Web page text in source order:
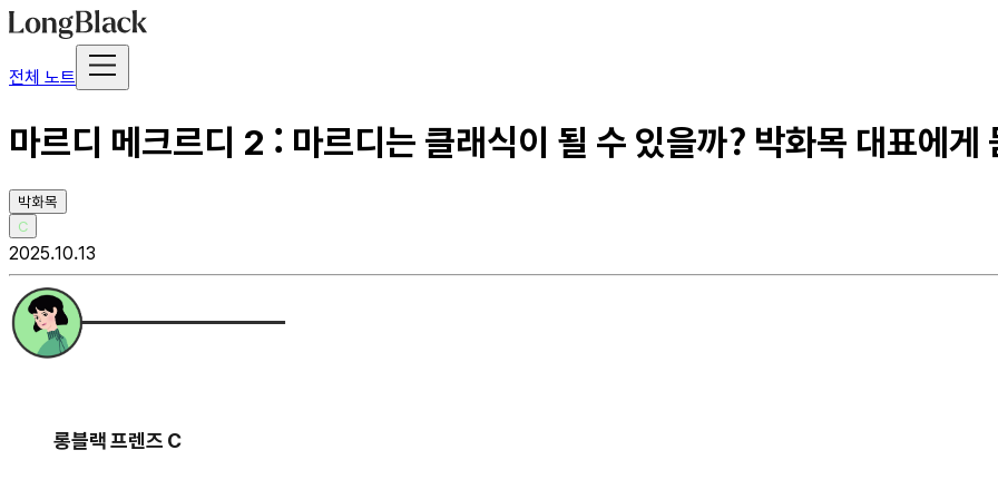
전체 노트
마르디 메크르디 2 : 마르디는 클래식이 될 수 있을까? 박화목 대표에게
박화목
C
2025.10.13
롱블랙 프렌즈 C